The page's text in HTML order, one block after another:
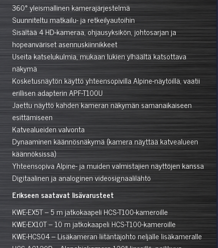
360° yleismallinen kamerajärjestelmä
Suunniteltu matkailu- ja retkeilyautoihin
Sisältää 4 HD-kameraa, ohjausyksikön, johtosarjan ja
hopeanväriset asennuskiinnikkeet
Useita katselukulmia, mukaan lukien ylhäältä katsottava
näkymä
Kosketusnäytön käyttö yhteensopivilla Alpine-näytöillä, vaatii
erillisen adapterin APF-T100U
Jaettu näyttö kahden kameran näkymän samanaikaiseen
esittämiseen
Katvealueiden valvonta
Dynaaminen käännösnäkymä (kamera näyttää katvealueen
käännöksissä)
Yhteensopiva Alpine- ja muiden valmistajien näyttöjen kanssa
Digitaalinen ja analoginen videosignaalilähtö
Erikseen saatavat lisävarusteet
KWE-EX5T – 5 m jatkokaapeli HCS-T100-kameroille
KWE-EX10T – 10 m jatkokaapeli HCS-T100-kameroille
KWE-HCS04 – Lisäkameran liitäntäjohto neljälle lisäkameralle